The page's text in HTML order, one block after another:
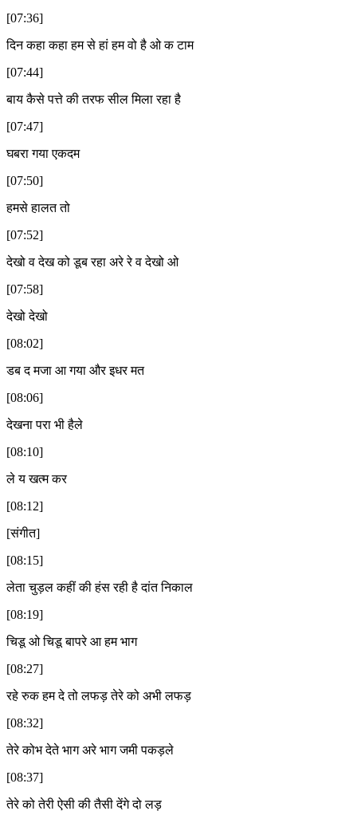
[07:36]
दिन कहा कहा हम से हां हम वो है ओ क टाम
[07:44]
बाय कैसे पत्ते की तरफ सील मिला रहा है
[07:47]
घबरा गया एकदम
[07:50]
हमसे हालत तो
[07:52]
देखो व देख को डूब रहा अरे रे व देखो ओ
[07:58]
देखो देखो
[08:02]
डब द मजा आ गया और इधर मत
[08:06]
देखना परा भी हैले
[08:10]
ले य खत्म कर
[08:12]
[संगीत]
[08:15]
लेता चुड़ल कहीं की हंस रही है दांत निकाल
[08:19]
चिडू ओ चिडू बापरे आ हम भाग
[08:27]
रहे रुक हम दे तो लफड़ तेरे को अभी लफड़
[08:32]
तेरे कोभ देते भाग अरे भाग जमी पकड़ले
[08:37]
तेरे को तेरी ऐसी की तैसी देंगे दो लड़